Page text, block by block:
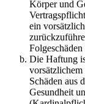
Körper und
ein
Die Haftung
vorsätzlichem
Schäden aus
Gesundheit